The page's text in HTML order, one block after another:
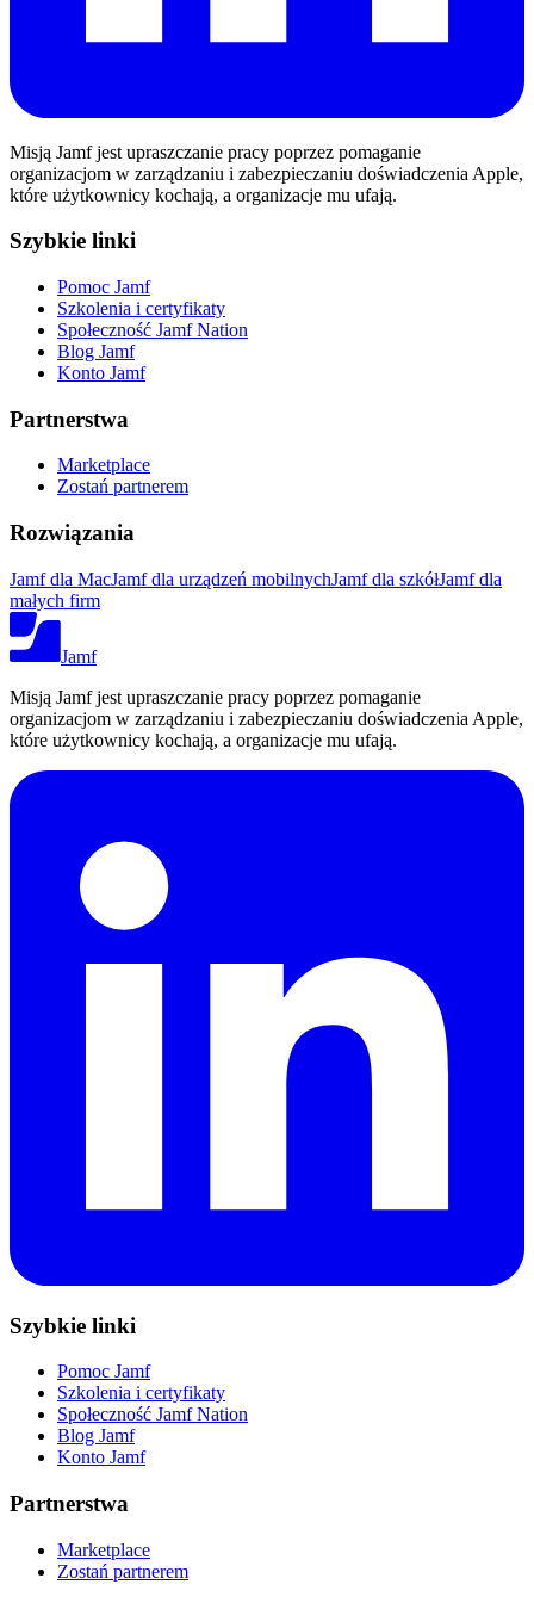
Misją Jamf jest upraszczanie pracy poprzez pomaganie
organizacjom w zarządzaniu i zabezpieczaniu doświadczenia Apple,
które użytkownicy kochają, a organizacje mu ufają.
Szybkie linki
Pomoc Jamf
Szkolenia i certyfikaty
Społeczność Jamf Nation
Blog Jamf
Konto Jamf
Partnerstwa
Marketplace
Zostań partnerem
Rozwiązania
Jamf dla MacJamf dla urządzeń mobilnychJamf dla szkółJamf dla
małych firm
Jamf
Misją Jamf jest upraszczanie pracy poprzez pomaganie
organizacjom w zarządzaniu i zabezpieczaniu doświadczenia Apple,
które użytkownicy kochają, a organizacje mu ufają.
Szybkie linki
Pomoc Jamf
Szkolenia i certyfikaty
Społeczność Jamf Nation
Blog Jamf
Konto Jamf
Partnerstwa
Marketplace
Zostań partnerem